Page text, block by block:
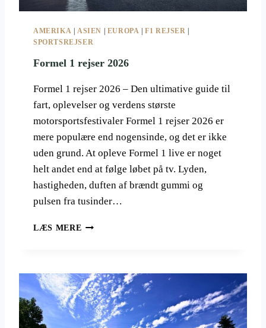
AMERIKA ASIEN EUROPA |F1 REJSER
SPORTSREJSER
Formel 1 rejser 2026
Formel 1 rejser 2026 – Den ultimative guide til
fart, oplevelser og verdens største
motorsportsfestivaler Formel 1 rejser 2026 er
mere populære end nogensinde, og det er ikke
uden grund. At opleve Formel 1 live er noget
helt andet end at følge løbet på tv. Lyden,
hastigheden, duften af brændt gummi og
pulsen fra tusinder…
LÆS MERE
E
L
1
R
E